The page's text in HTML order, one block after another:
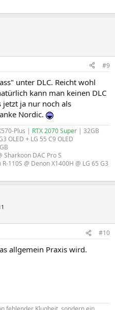
#9
unter DLC. Reicht wohl
kann man keinen DLC
jetzt ja nur noch als
Nordic.
Plus | RTX 2070 Super | 32GB
OLED + LG 55 C9 OLED
Sharkoon DAC Pro S
110S @ Denon X1400H @ LG 65 G3
#10
allgemein Praxis wird.